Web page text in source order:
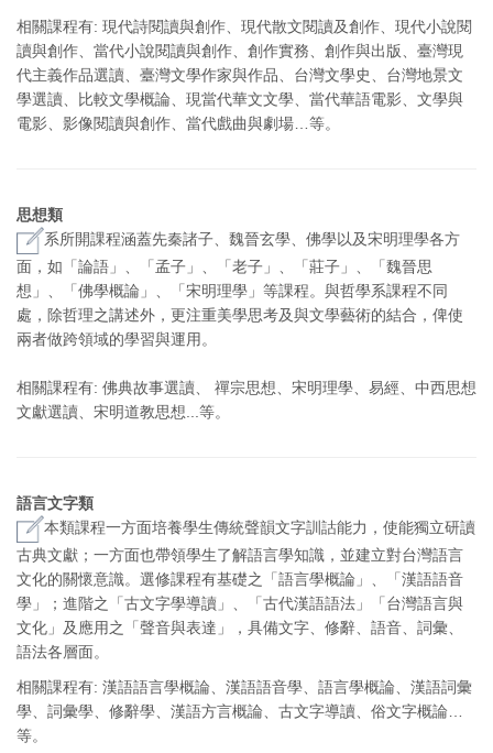
相關課程有: 現代詩閱讀與創作、現代散文閱讀及創作、現代小說閱
讀與創作、當代小說閱讀與創作、創作實務、創作與出版、臺灣現
代主義作品選讀、臺灣文學作家與作品、台灣文學史、台灣地景文
學選讀、比較文學概論、現當代華文文學、當代華語電影、文學與
電影、影像閱讀與創作、當代戲曲與劇場…等。
思想類
系所開課程涵蓋先秦諸子、魏晉玄學、佛學以及宋明理學各方
面，如「論語」、「孟子」、「老子」、「莊子」、「魏晉思
想」、「佛學概論」、「宋明理學」等課程。與哲學系課程不同
處，除哲理之講述外，更注重美學思考及與文學藝術的結合，俾使
兩者做跨領域的學習與運用。
相關課程有: 佛典故事選讀、 禪宗思想、宋明理學、易經、中西思想
文獻選讀、宋明道教思想...等。
語言文字類
本類課程一方面培養學生傳統聲韻文字訓詁能力，使能獨立研讀
古典文獻；一方面也帶領學生了解語言學知識，並建立對台灣語言
文化的關懷意識。選修課程有基礎之「語言學概論」、「漢語語音
學」；進階之「古文字學導讀」、「古代漢語語法」「台灣語言與
文化」及應用之「聲音與表達」，具備文字、修辭、語音、詞彙、
語法各層面。
相關課程有: 漢語語言學概論、漢語語音學、語言學概論、漢語詞彙
學、詞彙學、修辭學、漢語方言概論、古文字導讀、俗文字概論…
等。